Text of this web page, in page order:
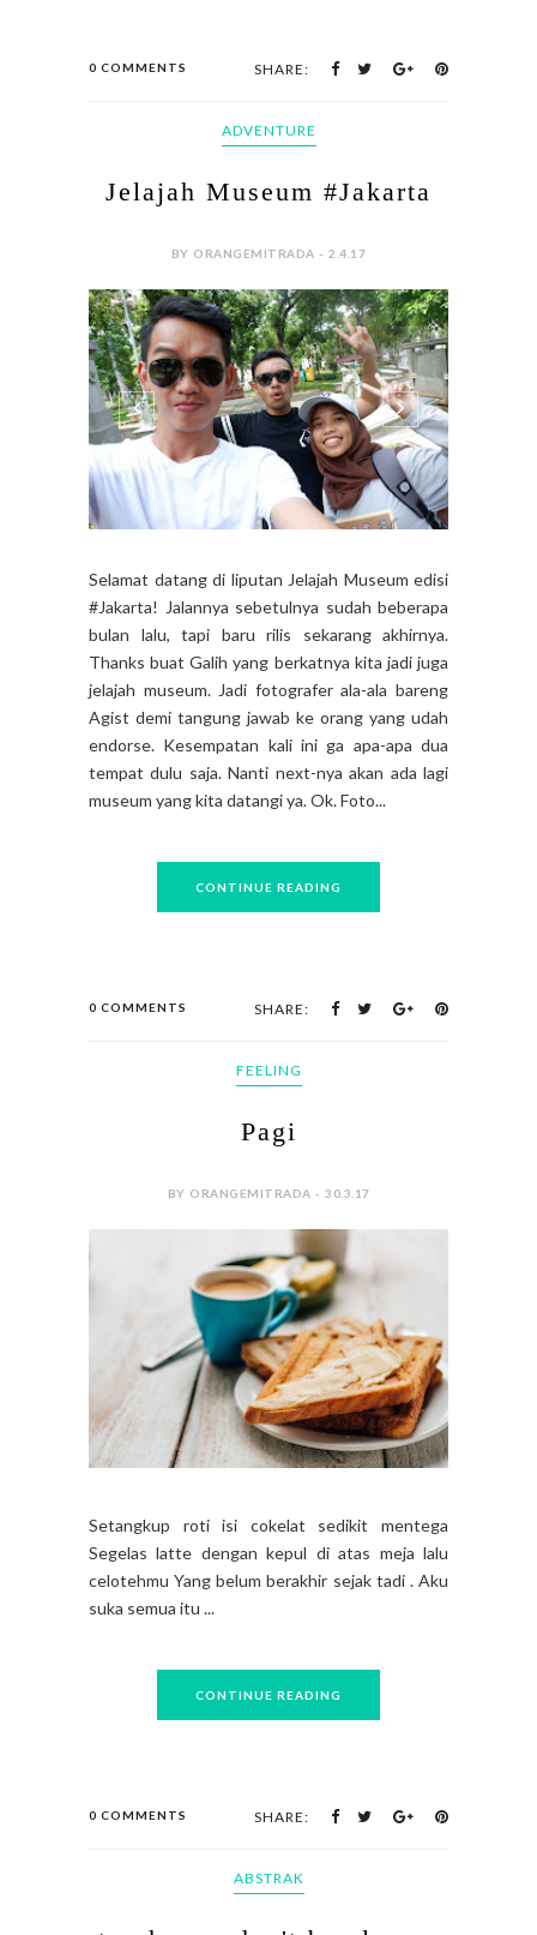
0 COMMENTS SHARE:
ADVENTURE
Jelajah Museum #Jakarta
BY ORANGEMITRADA - 2.4.17
Selamat datang di liputan Jelajah Museum edisi
#Jakarta! Jalannya sebetulnya sudah beberapa
bulan lalu, tapi baru rilis sekarang akhirnya.
Thanks buat Galih yang berkatnya kita jadi juga
jelajah museum. Jadi fotografer ala-ala bareng
Agist demi tangung jawab ke orang yang udah
endorse. Kesempatan kali ini ga apa-apa dua
tempat dulu saja. Nanti next-nya akan ada lagi
museum yang kita datangi ya. Ok. Foto...
CONTINUE READING
0 COMMENTS SHARE:
FEELING
Pagi
BY ORANGEMITRADA - 30.3.17
Setangkup roti isi cokelat sedikit mentega
Segelas latte dengan kepul di atas meja lalu
celotehmu Yang belum berakhir sejak tadi . Aku
suka semua itu ...
CONTINUE READING
0 COMMENTS SHARE:
ABSTRAK